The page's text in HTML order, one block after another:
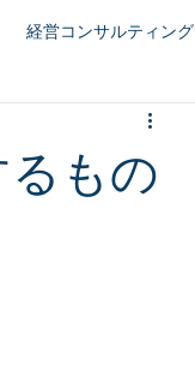
経営コンサルティング
人事評価制度
るもの